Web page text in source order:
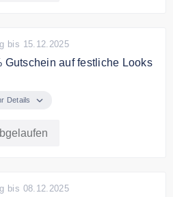
bis 15.12.2025
Gutschein auf festliche Looks
elegante Looks in
Details
bis 08.12.2025